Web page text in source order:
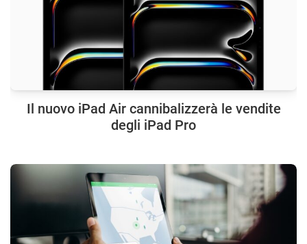
Il nuovo iPad Air cannibalizzerà le vendite
degli iPad Pro